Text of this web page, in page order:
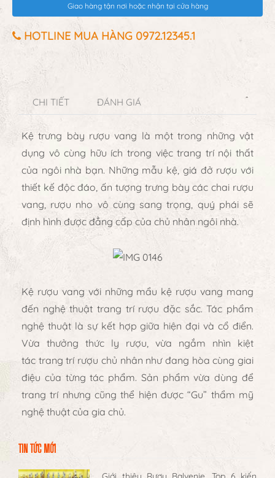
Giao hàng tận nơi hoặc nhận tại cửa hàng
HOTLINE MUA HÀNG 0972.12345.1
CHI TIẾT ĐÁNH GIÁ
Kệ trưng bày rượu vang là một trong những vật
dụng vô cùng hữu ích trong việc trang trí nội thất
của ngôi nhà bạn. Những mẫu kệ, giá đở rượu với
thiết kế độc đáo, ấn tượng trưng bày các chai rượu
vang, rượu nho vô cùng sang trọng, quý phái sẽ
định hình được đẳng cấp của chủ nhân ngôi nhà.
Kệ rượu vang với những mẩu kệ rượu vang mang
đến nghệ thuật trang trí rượu đặc sắc. Tác phẩm
nghệ thuật là sự kết hợp giữa hiện đại và cổ điển.
Vừa thưởng thức ly rượu, vừa ngắm nhìn kiệt
tác trang trí rượu chủ nhân như đang hòa cùng giai
điệu của từng tác phẩm. Sản phẩm vừa dùng để
trang trí nhưng cũng thể hiện được “Gu” thẩm mỹ
nghệ thuật của gia chủ.
TIN TỨC MỚI